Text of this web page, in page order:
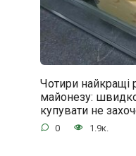
Чотири
майонезу:
купувати не
0 1.9к.